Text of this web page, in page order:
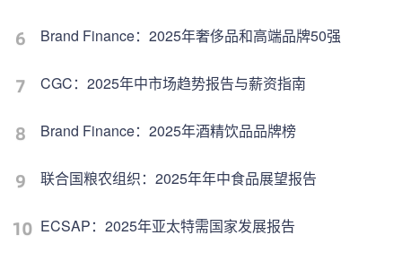
Brand Finance：2025年奢侈品和高端品牌50强
CGC：2025年中市场趋势报告与薪资指南
Brand Finance：2025年酒精饮品品牌榜
联合国粮农组织：2025年年中食品展望报告
ECSAP：2025年亚太特需国家发展报告